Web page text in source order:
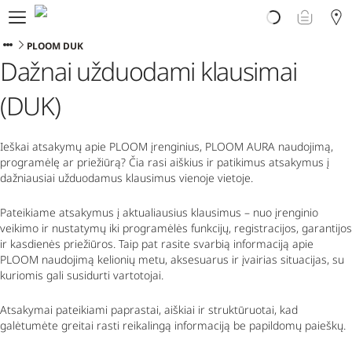
Atrask PLOOM
E. parduotuvė
PLOOM klubas
Pradėti
Pagalba
Naujienos
Programėlė
PLOOM DUK
Dažnai užduodami klausimai
(DUK)
Ieškai atsakymų apie PLOOM įrenginius, PLOOM AURA naudojimą,
programėlę ar priežiūrą? Čia rasi aiškius ir patikimus atsakymus į
dažniausiai užduodamus klausimus vienoje vietoje.
Pateikiame atsakymus į aktualiausius klausimus – nuo įrenginio
veikimo ir nustatymų iki programėlės funkcijų, registracijos, garantijos
ir kasdienės priežiūros. Taip pat rasite svarbią informaciją apie
PLOOM naudojimą kelionių metu, aksesuarus ir įvairias situacijas, su
kuriomis gali susidurti vartotojai.
Atsakymai pateikiami paprastai, aiškiai ir struktūruotai, kad
galėtumėte greitai rasti reikalingą informaciją be papildomų paieškų.